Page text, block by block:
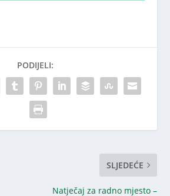
PODIJELI:
SLJEDEĆE
Natječaj za radno mjesto –